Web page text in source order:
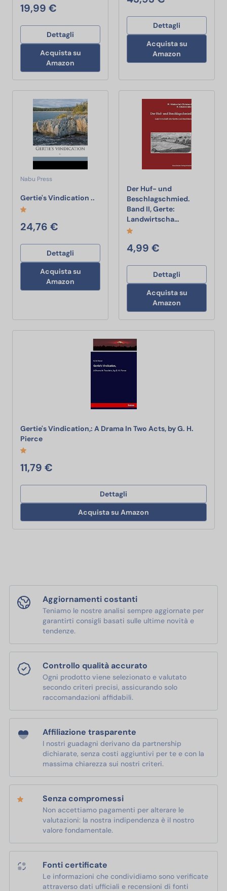
19,99 €
Dettagli
Acquista su
Amazon
Dettagli
Acquista su
Amazon
Nabu Press
Gertie's Vindication .. Gertie's Vindication ..
24,76 €
Dettagli
Acquista su
Amazon
Der Huf- und
Beschlagschmied.
Band II, Gerte:
Landwirtscha…
4,99 €
Dettagli
Acquista su
Amazon
Gertie's Vindication,: A Drama In Two Acts, by G. H.
PierceGertie's Vindication,: A Drama In Two Acts, by G. H.
11,79 €
Dettagli
Acquista su Amazon
Aggiornamenti costanti
Teniamo le nostre analisi sempre aggiornate per
garantirti consigli basati sulle ultime novità e
tendenze.
Controllo qualità accurato
Ogni prodotto viene selezionato e valutato
secondo criteri precisi, assicurando solo
raccomandazioni affidabili.
Affiliazione trasparente
I nostri guadagni derivano da partnership
dichiarate, senza costi aggiuntivi per te e con la
massima chiarezza sui nostri criteri.
Senza compromessi
Non accettiamo pagamenti per alterare le
valutazioni: la nostra indipendenza è il nostro
valore fondamentale.
Fonti certificate
Le informazioni che condividiamo sono verificate
attraverso dati ufficiali e recensioni di fonti